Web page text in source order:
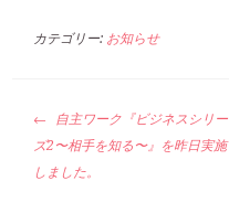
カテゴリー: お知らせ
投
稿
ナ
自主ワーク『ビジネスシリー
ズ2〜相手を知る〜』を昨日実施
しました。